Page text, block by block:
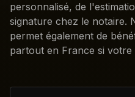
personnalisé, de
signature chez le notaire.
permet également de
partout en France si votre